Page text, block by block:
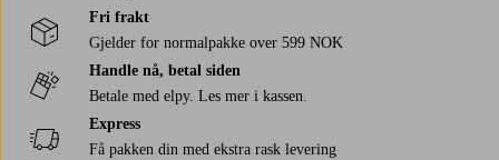
Fri frakt
Gjelder for normalpakke over 599 NOK
Handle nå, betal siden
Betale med elpy. Les mer i kassen.
Express
Få pakken din med ekstra rask levering